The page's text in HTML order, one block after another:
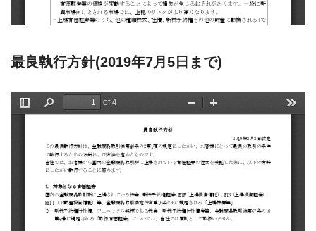
最良執行方針(2019年7月5日まで)